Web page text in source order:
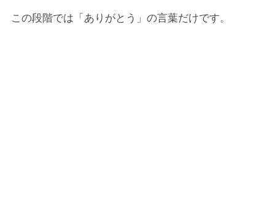
この段階では「ありがとう」の言葉だけです。